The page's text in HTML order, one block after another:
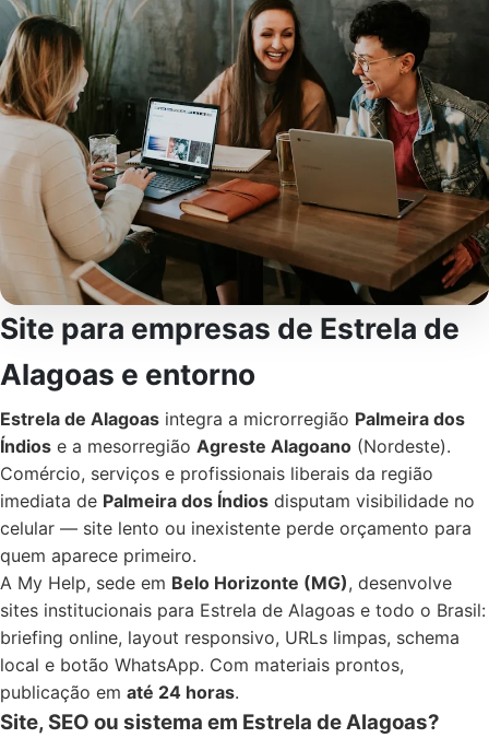
Site para empresas de Estrela de
Alagoas e entorno
Estrela de Alagoas integra a microrregião Palmeira dos
Índios e a mesorregião Agreste Alagoano (Nordeste).
Comércio, serviços e profissionais liberais da região
imediata de Palmeira dos Índios disputam visibilidade no
celular — site lento ou inexistente perde orçamento para
quem aparece primeiro.
A My Help, sede em Belo Horizonte (MG), desenvolve
sites institucionais para Estrela de Alagoas e todo o Brasil:
briefing online, layout responsivo, URLs limpas, schema
local e botão WhatsApp. Com materiais prontos,
publicação em até 24 horas.
Site, SEO ou sistema em Estrela de Alagoas?